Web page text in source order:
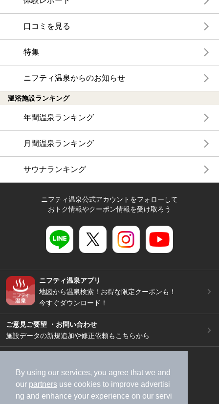
By using our services, you agree that we and
our partners use cookies to improve advertisi
ng and enhance your experience on our servi
口コミを見る
特集
ニフティ温泉からのお知らせ
温浴施設ランキング
年間温泉ランキング
月間温泉ランキング
サウナランキング
ニフティ温泉公式アカウントをフォローして
おトク情報やクーポン情報を受け取ろう
ニフティ温泉アプリ
地図から温泉検索！お得な限定クーポンも！
今すぐダウンロード！
ご意見ご要望 ・お問い合わせ
施設データの新規追加や修正依頼もこちらから
加盟店募集（資料請求）
広告出稿のご案内
利用規約
ライフスタイルMEMBERS+規約
特定商取引法に基づく表記
ヘルプ 採用情報